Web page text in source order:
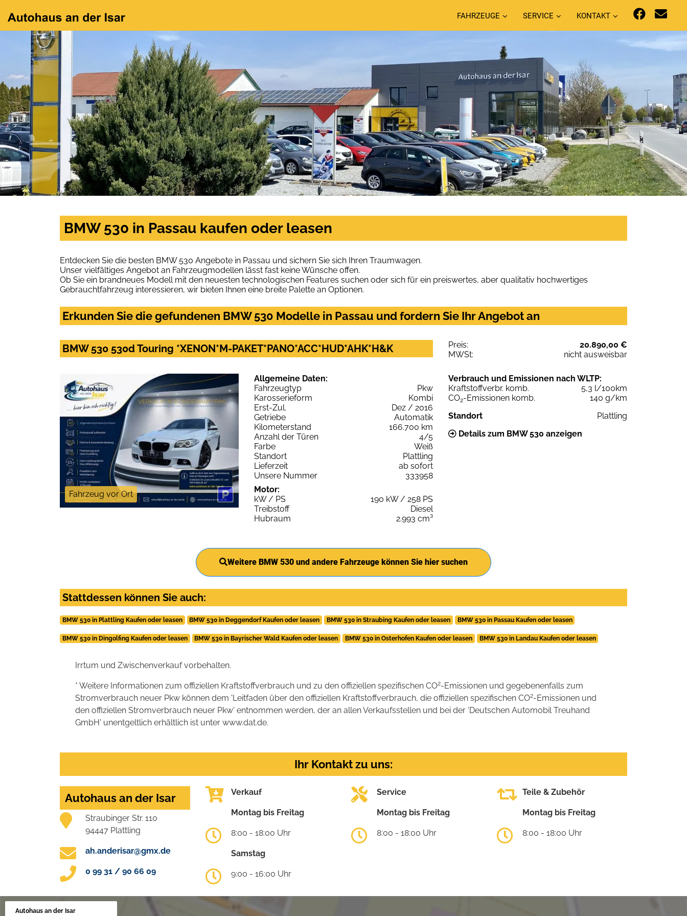
FAHRZEUGE SERVICE KONTAKT
BMW 530 in Passau kaufen oder leasen
Entdecken Sie die besten BMW 530 Angebote in Passau und sichern Sie sich Ihren Traumwagen.
Unser vielfältiges Angebot an Fahrzeugmodellen lässt fast keine Wünsche offen.
Ob Sie ein brandneues Modell mit den neuesten technologischen Features suchen oder sich für ein preiswertes, aber qualitativ hochwertiges
Gebrauchtfahrzeug interessieren, wir bieten Ihnen eine breite Palette an Optionen.
Erkunden Sie die gefundenen BMW 530 Modelle in Passau und fordern Sie Ihr Angebot an
BMW 530 530d Touring *XENON*M-PAKET*PANO*ACC*HUD*AHK*H&K Preis:
20.890,00 €
MWSt:
nicht ausweisbar
Fahrzeug vor Ort
Allgemeine Daten:
Fahrzeugtyp
Pkw
Karosserieform
Kombi
Erst-Zul.
Dez / 2016
Getriebe
Automatik
Kilometerstand
166.700 km
Anzahl der Türen
4/5
Farbe
Weiß
Standort
Plattling
Lieferzeit
ab sofort
Unsere Nummer
333958
Motor:
kW / PS
190 kW / 258 PS
Treibstoff
Diesel
Hubraum
2.993 cm³
Verbrauch und Emissionen nach WLTP:
Kraftstoffverbr. komb.
5,3 l/100km
CO2-Emissionen komb.
140 g/km
Standort
Plattling
Details zum BMW 530 anzeigen
Weitere BMW 530 und andere Fahrzeuge können Sie hier suchen
Stattdessen können Sie auch:
BMW 530 in Plattling Kaufen oder leasen BMW 530 in Deggendorf Kaufen oder leasen BMW 530 in Straubing Kaufen oder leasen BMW 530 in Passau Kaufen oder leasen
BMW 530 in Dingolfing Kaufen oder leasen BMW 530 in Bayrischer Wald Kaufen oder leasen BMW 530 in Osterhofen Kaufen oder leasen BMW 530 in Landau Kaufen oder leasen
Irrtum und Zwischenverkauf vorbehalten.
* Weitere Informationen zum offiziellen Kraftstoffverbrauch und zu den offiziellen spezifischen CO2-Emissionen und gegebenenfalls zum
Stromverbrauch neuer Pkw können dem 'Leitfaden über den offiziellen Kraftstoffverbrauch, die offiziellen spezifischen CO2-Emissionen und
den offiziellen Stromverbrauch neuer Pkw' entnommen werden, der an allen Verkaufsstellen und bei der 'Deutschen Automobil Treuhand
GmbH' unentgeltlich erhältlich ist unter www.dat.de.
Ihr Kontakt zu uns:
Autohaus an der Isar
Straubinger Str. 110
94447 Plattling
ah.anderisar@gmx.de
0 99 31 / 90 66 09
Verkauf
Montag bis Freitag
8:00 - 18:00 Uhr
Samstag
9:00 - 16:00 Uhr
Service
Montag bis Freitag
8:00 - 18:00 Uhr
Teile & Zubehör
Montag bis Freitag
8:00 - 18:00 Uhr
Autohaus an der Isar